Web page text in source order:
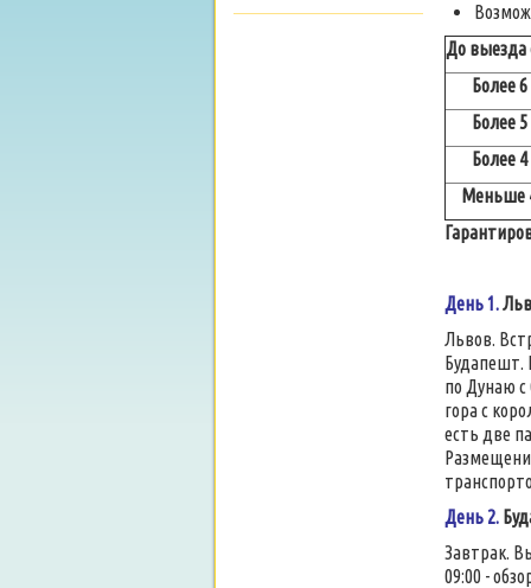
До выезда
Более
Более
Более
Меньше
День 1.
Львов.
Будапешт.
по Дунаю
гора с
есть две
День 2.
Завтрак.
09:00 -